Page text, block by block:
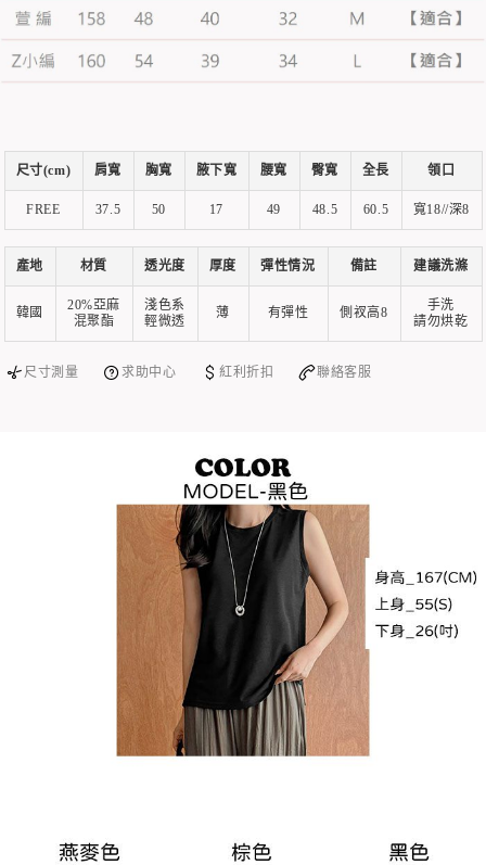
尺寸(cm) 肩寬 胸寬 腋下寬 腰寬 臀寬 全長 領口
FREE 37.5 50 17 49 48.5 60.5 寬18//深8
產地 材質 透光度 厚度 彈性情況 備註 建議洗滌
韓國
20%亞麻
混聚酯
淺色系
輕微透
薄 有彈性 側衩高8
手洗
請勿烘乾
尺寸測量 求助中心 紅利折扣 聯絡客服